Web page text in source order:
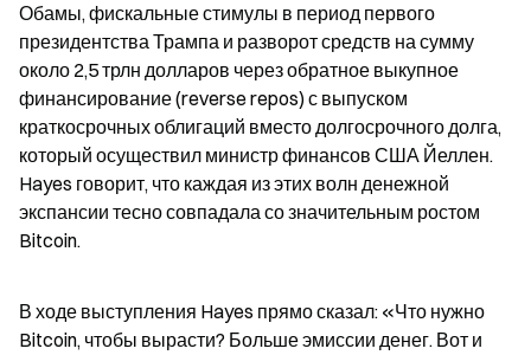
Обамы, фискальные стимулы в период первого
президентства Трампа и разворот средств на сумму
около 2,5 трлн долларов через обратное выкупное
финансирование (reverse repos) с выпуском
краткосрочных облигаций вместо долгосрочного долга,
который осуществил министр финансов США Йеллен.
Hayes говорит, что каждая из этих волн денежной
экспансии тесно совпадала со значительным ростом
Bitcoin.
В ходе выступления Hayes прямо сказал: «Что нужно
Bitcoin, чтобы вырасти? Больше эмиссии денег. Вот и